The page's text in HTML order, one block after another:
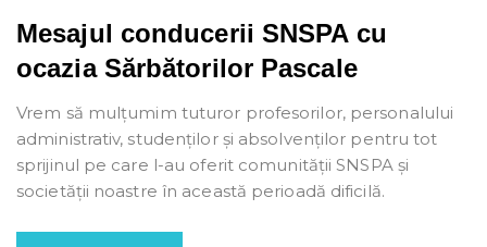
Mesajul conducerii SNSPA cu
ocazia Sărbătorilor Pascale
Vrem să mulțumim tuturor profesorilor, personalului
administrativ, studenților și absolvenților pentru tot
sprijinul pe care l-au oferit comunității SNSPA și
societății noastre în această perioadă dificilă.